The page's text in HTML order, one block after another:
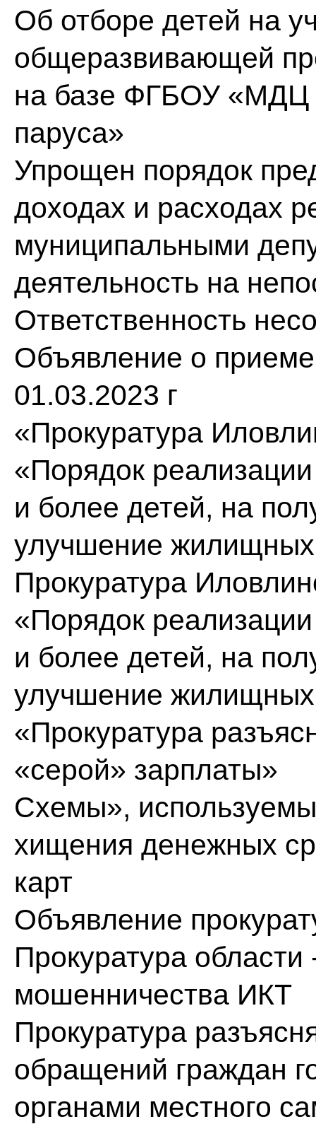
Об отборе детей на
общеразвивающей
на базе ФГБОУ «МДЦ
паруса»
Упрощен порядок
доходах и расходах
муниципальными
деятельность на
Ответственность
Объявление о
01.03.2023 г
«Прокуратура
«Порядок
и более детей, на
улучшение
Прокуратура
«Порядок
и более детей, на
улучшение
«Прокуратура
«серой» зарплаты»
Схемы»,
хищения денежных
карт
Объявление
Прокуратура
мошенничества ИКТ
Прокуратура
обращений граждан
органами местного